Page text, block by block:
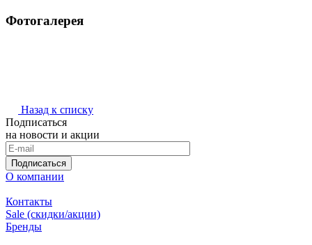
Фотогалерея
Назад к списку
Подписаться
на новости и акции
Подписаться
О компании
Контакты
Sale (скидки/акции)
Бренды